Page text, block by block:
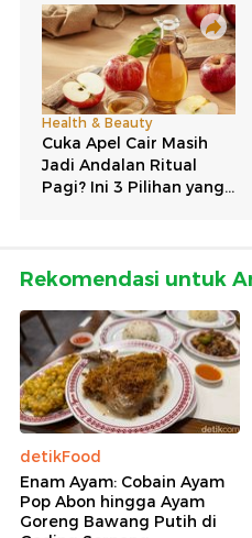
Rekomendasi untuk
detikFood
Enam Ayam: Cobain Ayam
Pop Abon hingga Ayam
Goreng Bawang Putih di